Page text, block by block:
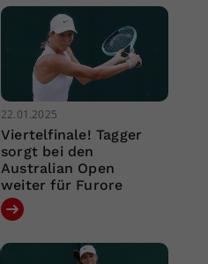
22.01.2025
Viertelfinale! Tagger
sorgt bei den
Australian Open
weiter für Furore